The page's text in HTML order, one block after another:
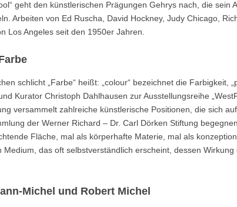
geht den künstlerischen Prägungen Gehrys nach, die sein
Arbeiten von Ed Ruscha, David Hockney, Judy Chicago,
Los Angeles seit den 1950er Jahren.
schlicht „Farbe“ heißt: „colour“ bezeichnet die Farbigkeit,
Kurator Christoph Dahlhausen zur Ausstellungsreihe
versammelt zahlreiche künstlerische Positionen, die sich
der Werner Richard – Dr. Carl Dörken Stiftung
Fläche, mal als körperhafte Materie, mal als
das oft selbstverständlich erscheint, dessen Wirkung
Michel und Robert Michel